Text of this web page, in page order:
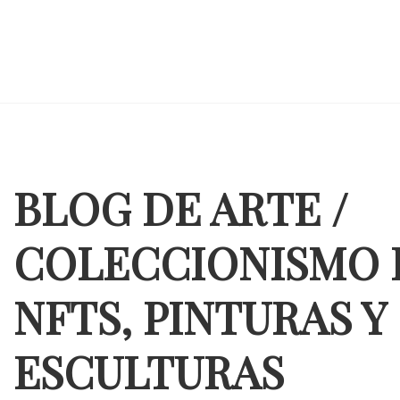
BLOG DE ARTE /
COLECCIONISMO
NFTS, PINTURAS Y
ESCULTURAS